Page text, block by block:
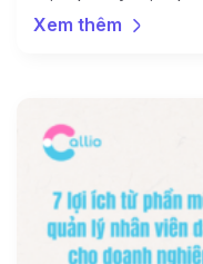
đóng vai trò then
doanh nghiệp. Bài
Xem thêm